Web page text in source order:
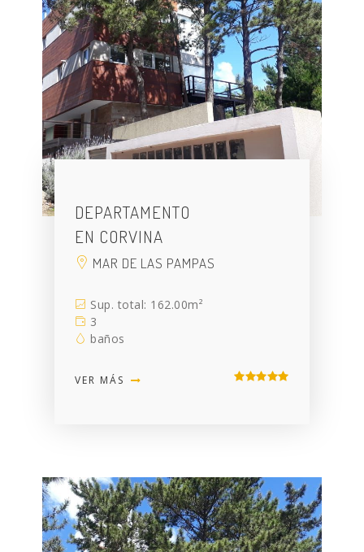
DEPARTAMENTO
EN CORVINA
MAR DE LAS PAMPAS
Sup. total: 162.00m²
3
baños
VER MÁS